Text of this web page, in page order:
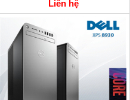
Liên hệ